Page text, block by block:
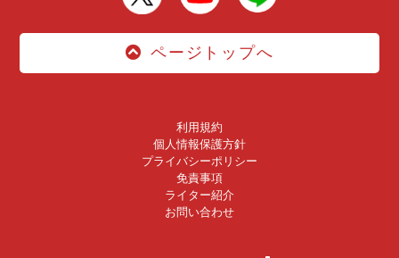
ページトップへ
利用規約
個人情報保護方針
プライバシーポリシー
免責事項
ライター紹介
お問い合わせ